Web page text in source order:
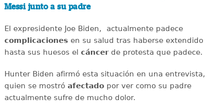
Messi junto a su padre
El expresidente Joe Biden, actualmente padece
complicacionesen su salud tras haberse extendido
hasta sus huesos el cáncerde protesta que padece.
Hunter Biden afirmó esta situación en una entrevista,
quien se mostró afectadopor ver como su padre
actualmente sufre de mucho dolor.